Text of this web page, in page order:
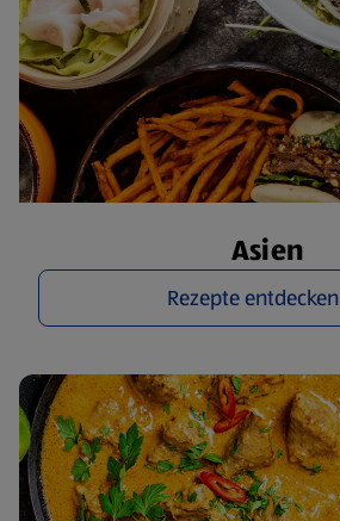
Asien
Rezepte entdecken